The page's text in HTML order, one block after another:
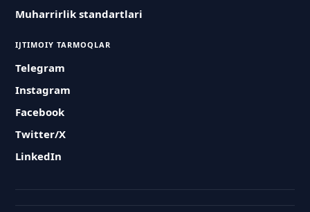
Muharrirlik standartlari
IJTIMOIY TARMOQLAR
Telegram
Instagram
Facebook
Twitter/X
LinkedIn